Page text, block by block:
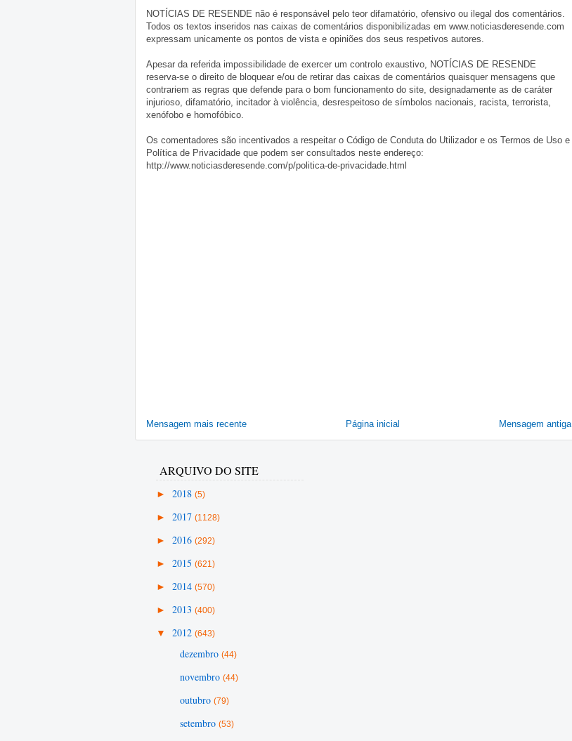
NOTÍCIAS DE RESENDE não é responsável pelo teor difamatório, ofensivo ou ilegal dos comentários.
Todos os textos inseridos nas caixas de comentários disponibilizadas em www.noticiasderesende.com
expressam unicamente os pontos de vista e opiniões dos seus respetivos autores.
Apesar da referida impossibilidade de exercer um controlo exaustivo, NOTÍCIAS DE RESENDE
reserva-se o direito de bloquear e/ou de retirar das caixas de comentários quaisquer mensagens que
contrariem as regras que defende para o bom funcionamento do site, designadamente as de caráter
injurioso, difamatório, incitador à violência, desrespeitoso de símbolos nacionais, racista, terrorista,
xenófobo e homofóbico.
Os comentadores são incentivados a respeitar o Código de Conduta do Utilizador e os Termos de Uso e
Política de Privacidade que podem ser consultados neste endereço:
http://www.noticiasderesende.com/p/politica-de-privacidade.html
Mensagem mais recente Mensagem antiga
Página inicial
ARQUIVO DO SITE
► 2018 (5)
► 2017 (1128)
► 2016 (292)
► 2015 (621)
► 2014 (570)
► 2013 (400)
▼ 2012 (643)
dezembro (44)
novembro (44)
outubro (79)
setembro (53)